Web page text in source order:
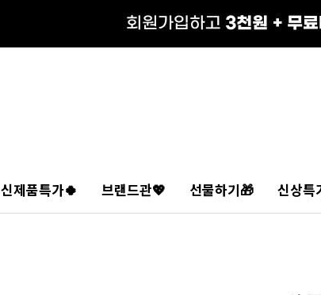
신제품특가🍀 브랜드관💖 선물하기🎁 신상특